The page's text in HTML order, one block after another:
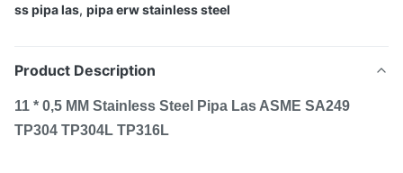
ss pipa las, pipa erw stainless steel
Product Description
11 * 0,5 MM Stainless Steel Pipa Las ASME SA249
TP304 TP304L TP316L